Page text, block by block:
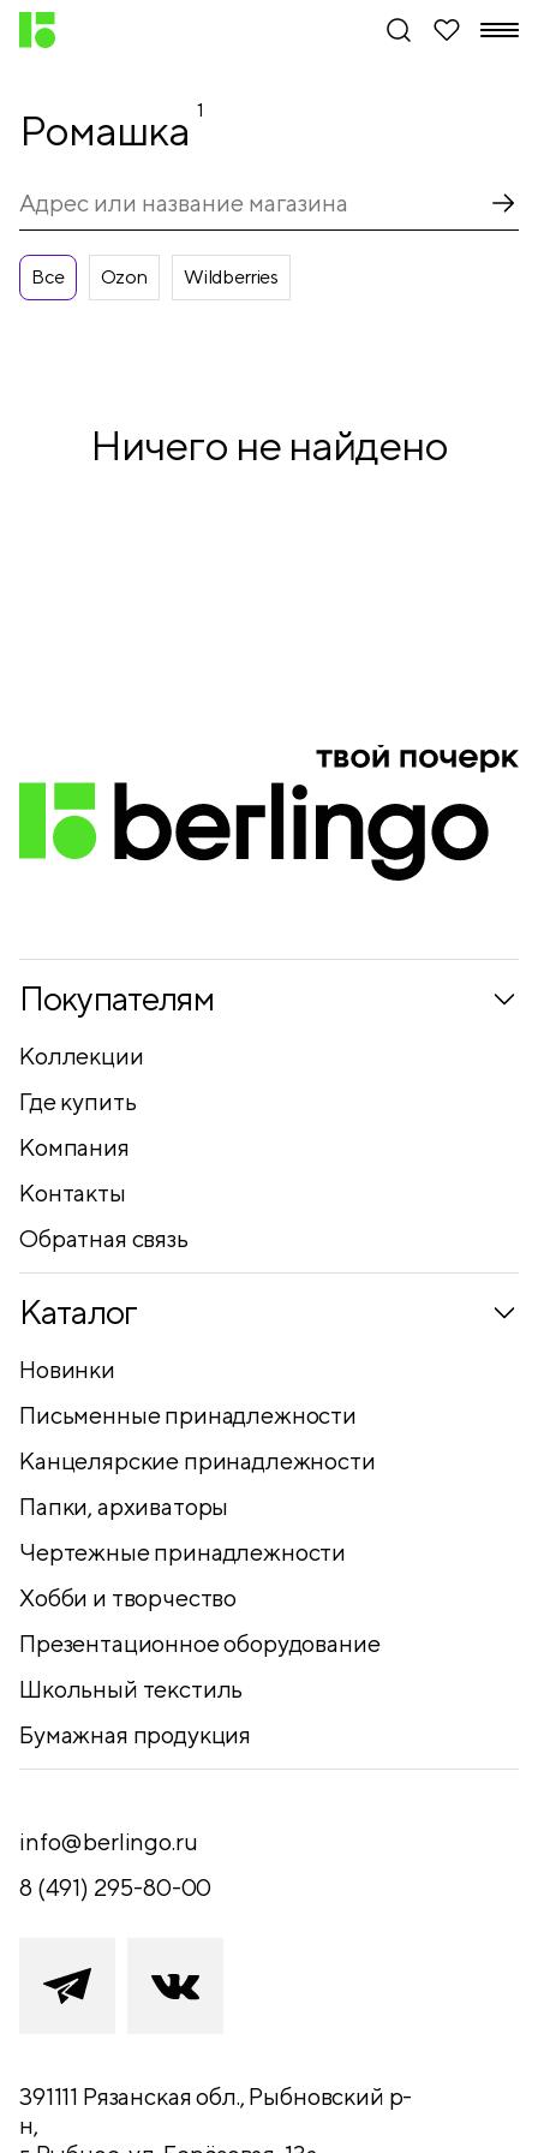
Ромашка 1
Все Ozon Wildberries
Ничего не найдено
Покупателям
Коллекции
Где купить
Компания
Контакты
Обратная связь
Каталог
Новинки
Письменные принадлежности
Канцелярские принадлежности
Папки, архиваторы
Чертежные принадлежности
Хобби и творчество
Презентационное оборудование
Школьный текстиль
Бумажная продукция
info@berlingo.ru
8 (491) 295-80-00
391111 Рязанская обл., Рыбновский р-
н,